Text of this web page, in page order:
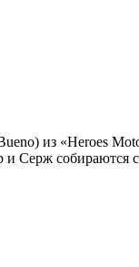
из «Heroes
и Серж собираются